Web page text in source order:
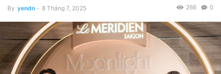
By yendn - 8 Tháng 7, 2025 0
266